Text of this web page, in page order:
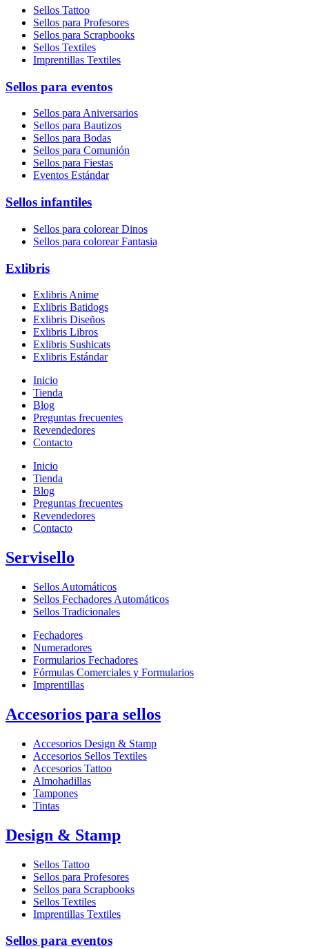
Sellos Tattoo
Sellos para Profesores
Sellos para Scrapbooks
Sellos Textiles
Imprentillas Textiles
Sellos para eventos
Sellos para Aniversarios
Sellos para Bautizos
Sellos para Bodas
Sellos para Comunión
Sellos para Fiestas
Eventos Estándar
Sellos infantiles
Sellos para colorear Dinos
Sellos para colorear Fantasia
Exlibris
Exlibris Anime
Exlibris Batidogs
Exlibris Diseños
Exlibris Libros
Exlibris Sushicats
Exlibris Estándar
Inicio
Tienda
Blog
Preguntas frecuentes
Revendedores
Contacto
Inicio
Tienda
Blog
Preguntas frecuentes
Revendedores
Contacto
Servisello
Sellos Automáticos
Sellos Fechadores Automáticos
Sellos Tradicionales
Fechadores
Numeradores
Formularios Fechadores
Fórmulas Comerciales y Formularios
Imprentillas
Accesorios para sellos
Accesorios Design & Stamp
Accesorios Sellos Textiles
Accesorios Tattoo
Almohadillas
Tampones
Tintas
Design & Stamp
Sellos Tattoo
Sellos para Profesores
Sellos para Scrapbooks
Sellos Textiles
Imprentillas Textiles
Sellos para eventos